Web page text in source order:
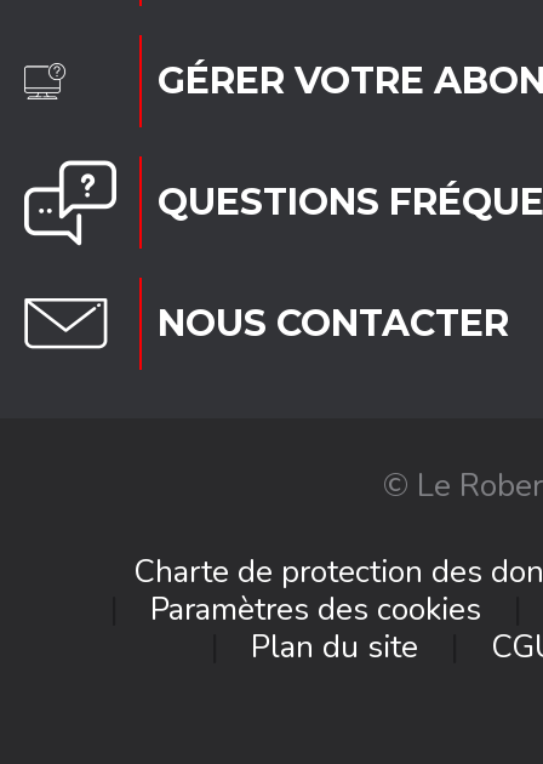
GÉRER VOTRE
QUESTIONS
NOUS CONTACTER
© Le
Charte de protection des
Paramètres des cookies
Plan du site